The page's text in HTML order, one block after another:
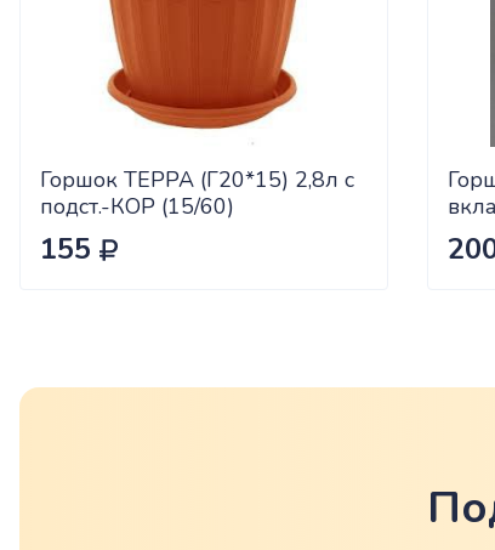
Горшок ТЕРРА (Г20*15) 2,8л с
подст.-КОР (15/60)
155